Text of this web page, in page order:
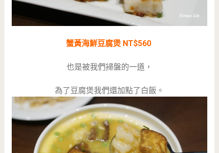
蟹黃海鮮豆腐煲 NT$560
也是被我們掃盤的一道，
為了豆腐煲我們還加點了白飯。